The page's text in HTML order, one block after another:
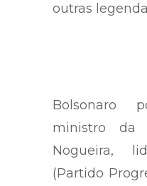
família”,
Bolsonaro
ministro da
Nogueira,